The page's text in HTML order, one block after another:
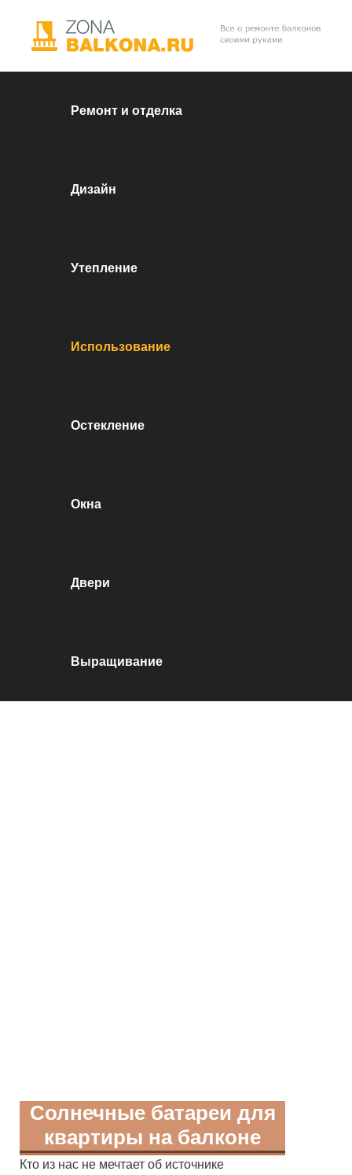
Ремонт и отделка
Дизайн
Утепление
Использование
Остекление
Окна
Двери
Выращивание
Солнечные батареи для
квартиры на балконе
Кто из нас не мечтает об источнике